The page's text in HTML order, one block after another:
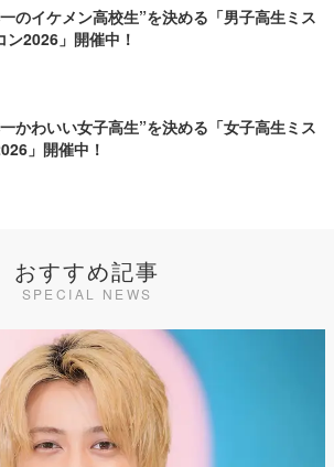
のイケメン高校生”を決める「男子高生ミス
ン2026」開催中！
かわいい女子高生”を決める「女子高生ミス
」開催中！
おすすめ記事
SPECIAL NEWS